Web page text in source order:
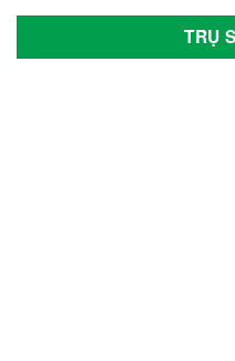
TRỤ